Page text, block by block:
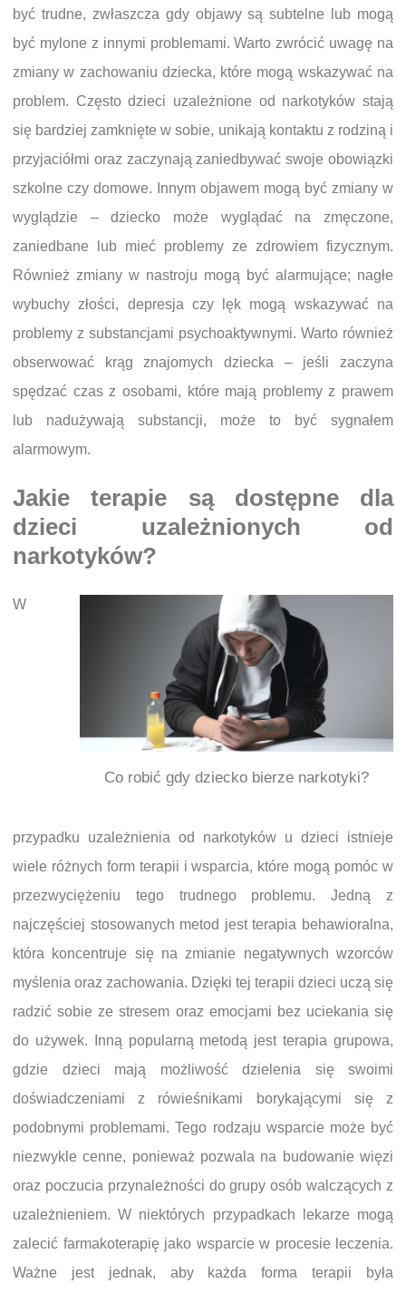
być trudne, zwłaszcza gdy objawy są subtelne lub mogą
być mylone z innymi problemami. Warto zwrócić uwagę na
zmiany w zachowaniu dziecka, które mogą wskazywać na
problem. Często dzieci uzależnione od narkotyków stają
się bardziej zamknięte w sobie, unikają kontaktu z rodziną i
przyjaciółmi oraz zaczynają zaniedbywać swoje obowiązki
szkolne czy domowe. Innym objawem mogą być zmiany w
wyglądzie – dziecko może wyglądać na zmęczone,
zaniedbane lub mieć problemy ze zdrowiem fizycznym.
Również zmiany w nastroju mogą być alarmujące; nagłe
wybuchy złości, depresja czy lęk mogą wskazywać na
problemy z substancjami psychoaktywnymi. Warto również
obserwować krąg znajomych dziecka – jeśli zaczyna
spędzać czas z osobami, które mają problemy z prawem
lub nadużywają substancji, może to być sygnałem
alarmowym.
Jakie terapie są dostępne dla
dzieci uzależnionych od
narkotyków?
Co robić gdy dziecko bierze narkotyki?
W
przypadku uzależnienia od narkotyków u dzieci istnieje
wiele różnych form terapii i wsparcia, które mogą pomóc w
przezwyciężeniu tego trudnego problemu. Jedną z
najczęściej stosowanych metod jest terapia behawioralna,
która koncentruje się na zmianie negatywnych wzorców
myślenia oraz zachowania. Dzięki tej terapii dzieci uczą się
radzić sobie ze stresem oraz emocjami bez uciekania się
do używek. Inną popularną metodą jest terapia grupowa,
gdzie dzieci mają możliwość dzielenia się swoimi
doświadczeniami z rówieśnikami borykającymi się z
podobnymi problemami. Tego rodzaju wsparcie może być
niezwykle cenne, ponieważ pozwala na budowanie więzi
oraz poczucia przynależności do grupy osób walczących z
uzależnieniem. W niektórych przypadkach lekarze mogą
zalecić farmakoterapię jako wsparcie w procesie leczenia.
Ważne jest jednak, aby każda forma terapii była